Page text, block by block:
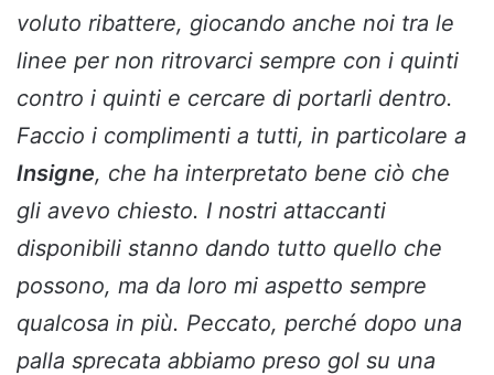
voluto ribattere, giocando anche noi tra le
linee per non ritrovarci sempre con i quinti
contro i quinti e cercare di portarli dentro.
Faccio i complimenti a tutti, in particolare a
Insigne, che ha interpretato bene ciò che
gli avevo chiesto. I nostri attaccanti
disponibili stanno dando tutto quello che
possono, ma da loro mi aspetto sempre
qualcosa in più. Peccato, perché dopo una
palla sprecata abbiamo preso gol su una